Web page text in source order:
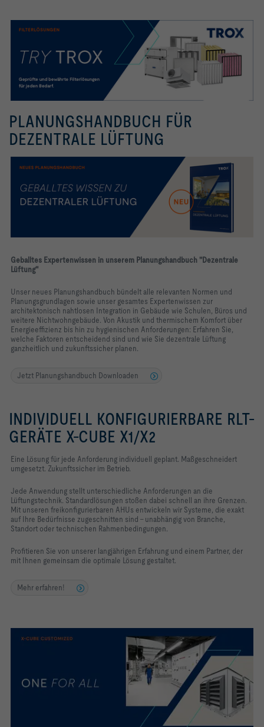
PLANUNGSHANDBUCH FÜR
DEZENTRALE LÜFTUNG
Geballtes Expertenwissen in unserem Planungshandbuch "Dezentrale
Lüftung"
Unser neues Planungshandbuch bündelt alle relevanten Normen und
Planungsgrundlagen sowie unser gesamtes Expertenwissen zur
architektonisch nahtlosen Integration in Gebäude wie Schulen, Büros und
weitere Nichtwohngebäude. Von Akustik und thermischem Komfort über
Energieeffizienz bis hin zu hygienischen Anforderungen: Erfahren Sie,
welche Faktoren entscheidend sind und wie Sie dezentrale Lüftung
ganzheitlich und zukunftssicher planen.
Jetzt Planungshandbuch Downloaden
INDIVIDUELL KONFIGURIERBARE RLT-
GERÄTE X-CUBE X1/X2
Eine Lösung für jede Anforderung individuell geplant. Maßgeschneidert
umgesetzt. Zukunftssicher im Betrieb.
Jede Anwendung stellt unterschiedliche Anforderungen an die
Lüftungstechnik. Standardlösungen stoßen dabei schnell an ihre Grenzen.
Mit unseren freikonfigurierbaren AHUs entwickeln wir Systeme, die exakt
auf Ihre Bedürfnisse zugeschnitten sind – unabhängig von Branche,
Standort oder technischen Rahmenbedingungen.
Profitieren Sie von unserer langjährigen Erfahrung und einem Partner, der
mit Ihnen gemeinsam die optimale Lösung gestaltet.
Mehr erfahren!